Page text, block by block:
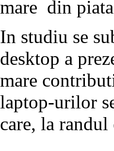
mare din
In studiu se
desktop a
mare
laptop-urilor
care, la